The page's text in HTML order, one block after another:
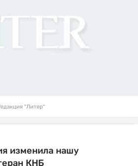
"Литер"
изменила нашу
КНБ